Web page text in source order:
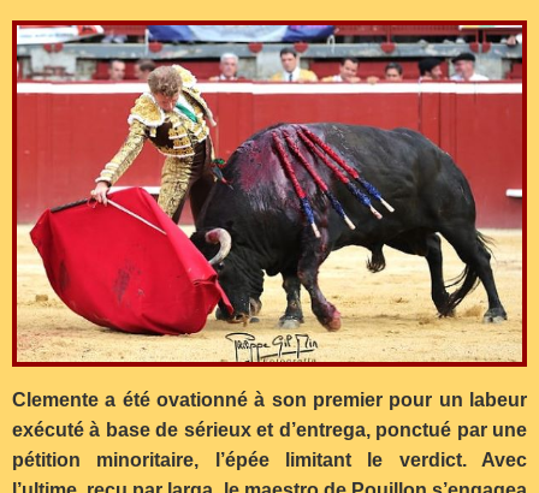
Clemente a été ovationné à son premier pour un labeur
exécuté à base de sérieux et d’entrega, ponctué par une
pétition minoritaire, l’épée limitant le verdict. Avec